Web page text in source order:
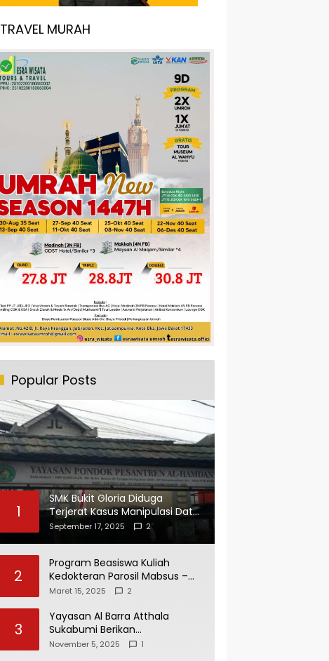
TRAVEL MURAH
Popular Posts
1
SMK Bukit Gloria Diduga
Terjerat Kasus Manipulasi Data
dan Pelaporan Palsu Untuk
September 17, 2025 2
2
Program Beasiswa Kuliah
Kedokteran Parosil Mabsus –
Mad Hasnurin Kini Menuai Hasil.
Maret 15, 2025 2
3
Yayasan Al Barra Atthala
Sukabumi Berikan
Penghargaan Kepada Rudi
November 5, 2025 1